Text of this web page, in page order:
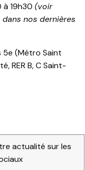
à 19h30 (voir
nos dernières
5e (Métro Saint
RER B, C Saint-
actualité sur les